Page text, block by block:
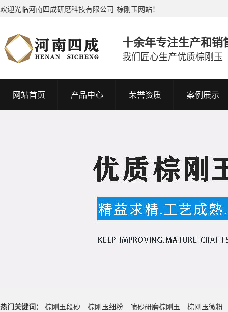
欢迎光临河南四成研磨科技有限公司-棕刚玉网站！
十余年专注生产和销
我们匠心生产优质棕刚玉
网站首页 产品中心 荣誉资质 案例展示
热门关键词： 棕刚玉段砂 棕刚玉细粉 喷砂研磨棕刚玉 棕刚玉微粉